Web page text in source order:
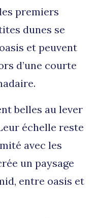
premiers
dunes se
et peuvent
d’une courte
belles au lever
échelle reste
avec les
un paysage
entre oasis et